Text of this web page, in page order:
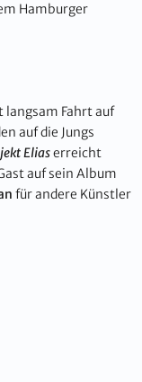
Hamburger
Fahrt auf
auf die Jungs
Eliaserreicht
auf sein Album
für andere Künstler